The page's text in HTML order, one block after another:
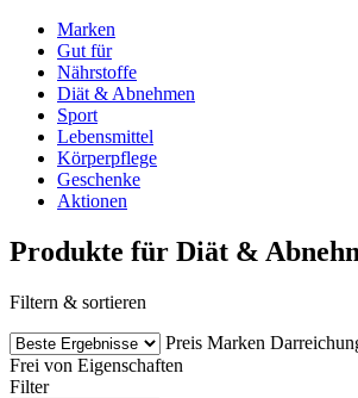
Marken
Gut für
Nährstoffe
Diät & Abnehmen
Sport
Lebensmittel
Körperpflege
Geschenke
Aktionen
Produkte für Diät &
Filtern & sortieren
Preis Marken
Frei von Eigenschaften
Filter